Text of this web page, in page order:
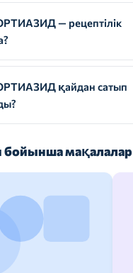
— рецептілік
қайдан сатып
мақалалар